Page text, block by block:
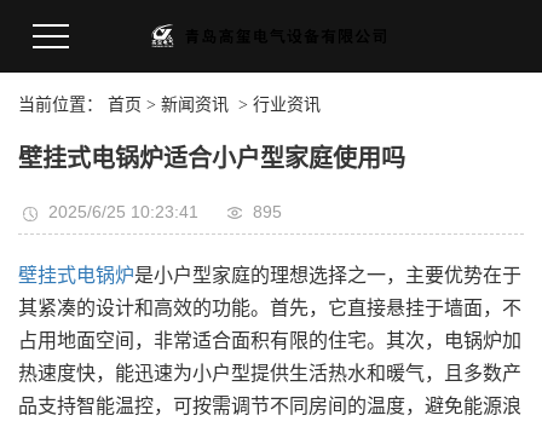
当前位置： 首页 > 新闻资讯 > 行业资讯
壁挂式电锅炉适合小户型家庭使用吗
2025/6/25 10:23:41 895
壁挂式电锅炉是小户型家庭的理想选择之一，主要优势在于
其紧凑的设计和高效的功能。首先，它直接悬挂于墙面，不
占用地面空间，非常适合面积有限的住宅。其次，电锅炉加
热速度快，能迅速为小户型提供生活热水和暖气，且多数产
品支持智能温控，可按需调节不同房间的温度，避免能源浪